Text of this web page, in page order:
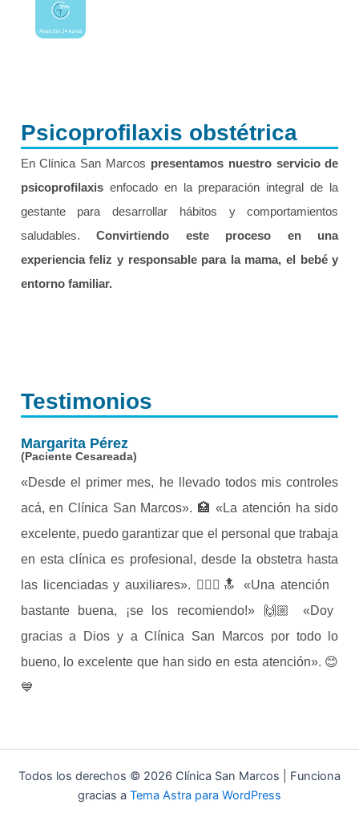
Psicoprofilaxis obstétrica
En Clínica San Marcos presentamos nuestro servicio de
psicoprofilaxisenfocado en la preparación integral de la
gestante para desarrollar hábitos y comportamientos
saludables.Convirtiendo este proceso en una
experiencia feliz y responsable para la mama, el bebé y
entorno familiar.
Testimonios
Margarita Pérez
(Paciente Cesareada)
«Desde el primer mes, he llevado todos mis controles
acá, en Clínica San Marcos». 🏥 «La atención ha sido
excelente, puedo garantizar que el personal que trabaja
en esta clínica es profesional, desde la obstetra hasta
las licenciadas y auxiliares». 👩🏻‍⚕️🔝 «Una atención
bastante buena, ¡se los recomiendo!» 🙌🏼 «Doy
gracias a Dios y a Clínica San Marcos por todo lo
bueno, lo excelente que han sido en esta atención». 😊
💙
Todos los derechos © 2026 Clínica San Marcos | Funciona
gracias a Tema Astra para WordPress